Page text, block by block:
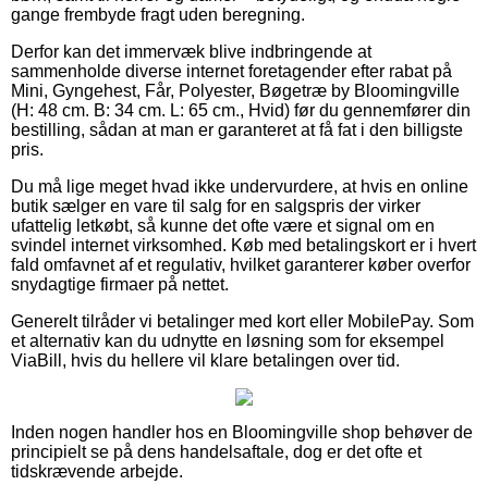
gange frembyde fragt uden beregning.
Derfor kan det immervæk blive indbringende at
sammenholde diverse internet foretagender efter rabat på
Mini, Gyngehest, Får, Polyester, Bøgetræ by Bloomingville
(H: 48 cm. B: 34 cm. L: 65 cm., Hvid) før du gennemfører din
bestilling, sådan at man er garanteret at få fat i den billigste
pris.
Du må lige meget hvad ikke undervurdere, at hvis en online
butik sælger en vare til salg for en salgspris der virker
ufattelig letkøbt, så kunne det ofte være et signal om en
svindel internet virksomhed. Køb med betalingskort er i hvert
fald omfavnet af et regulativ, hvilket garanterer køber overfor
snydagtige firmaer på nettet.
Generelt tilråder vi betalinger med kort eller MobilePay. Som
et alternativ kan du udnytte en løsning som for eksempel
ViaBill, hvis du hellere vil klare betalingen over tid.
Inden nogen handler hos en Bloomingville shop behøver de
principielt se på dens handelsaftale, dog er det ofte et
tidskrævende arbejde.